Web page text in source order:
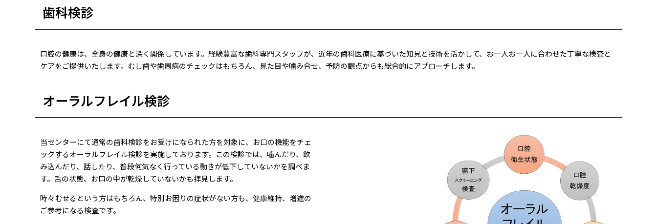
歯科検診
口腔の健康は、全身の健康と深く関係しています。経験豊富な歯科専門スタッフが、近年の歯科医療に基づいた知見と技術を活かして、お一人お一人に合わせた丁寧な検査と
ケアをご提供いたします。むし歯や歯周病のチェックはもちろん、見た目や噛み合せ、予防の観点からも総合的にアプローチします。
オーラルフレイル検診
当センターにて通常の歯科検診をお受けになられた方を対象に、お口の機能をチェ
ックするオーラルフレイル検診を実施しております。この検診では、噛んだり、飲
み込んだり、話したり、普段何気なく行っている動きが低下していないかを調べま
す。舌の状態、お口の中が乾燥していないかも拝見します。
時々むせるという方はもちろん、特別お困りの症状がない方も、健康維持、増進の
ご参考になる検査です。